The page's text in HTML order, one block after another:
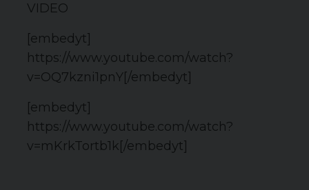
VIDEO
[embedyt]
https://www.youtube.com/watch?
v=OQ7kzni1pnY[/embedyt]
[embedyt]
https://www.youtube.com/watch?
v=mKrkTortb1k[/embedyt]